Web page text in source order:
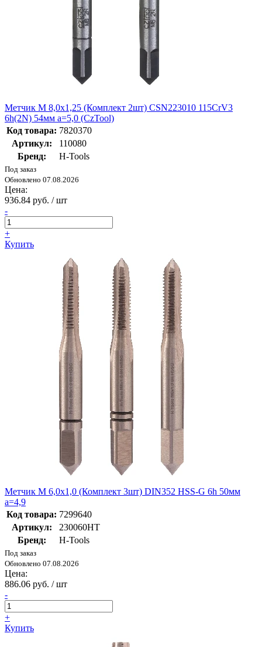
Метчик М 8,0х1,25 (Комплект 2шт) CSN223010 115CrV3
6h(2N) 54мм a=5,0 (CzTool)
Код товара: 7820370
Артикул:
110080
Бренд:
H-Tools
Под заказ
Обновлено 07.08.2026
Цена:
936.84 руб. / шт
-
+
Купить
Метчик М 6,0х1,0 (Комплект 3шт) DIN352 HSS-G 6h 50мм
a=4,9
Код товара: 7299640
Артикул:
230060HT
Бренд:
H-Tools
Под заказ
Обновлено 07.08.2026
Цена:
886.06 руб. / шт
-
+
Купить